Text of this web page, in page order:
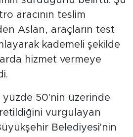
aracının teslim
Aslan, araçların test
kademeli şekilde
hizmet vermeye
yüzde 50'nin üzerinde
vurgulayan
Belediyesi'nin